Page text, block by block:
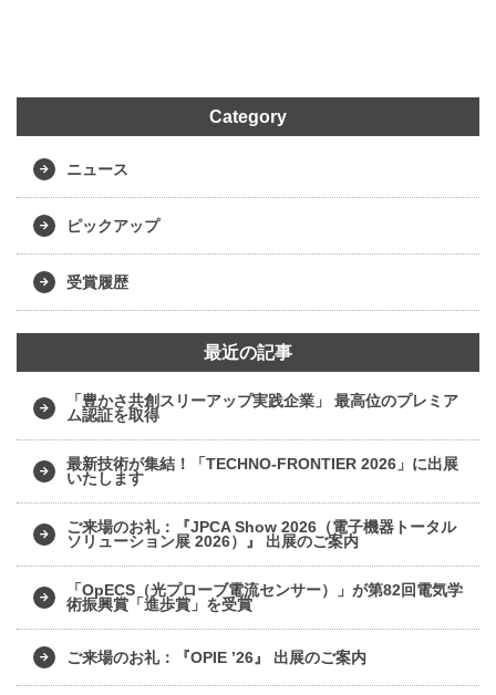
Category
ニュース
ピックアップ
受賞履歴
最近の記事
「豊かさ共創スリーアップ実践企業」 最高位のプレミア
ム認証を取得
最新技術が集結！「TECHNO-FRONTIER 2026」に出展
いたします
ご来場のお礼：『JPCA Show 2026（電子機器トータル
ソリューション展 2026）』 出展のご案内
「OpECS（光プローブ電流センサー）」が第82回電気学
術振興賞「進歩賞」を受賞
ご来場のお礼：『OPIE ’26』 出展のご案内